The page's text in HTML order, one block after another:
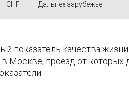
СНГ Дальнее зарубежье
показатель качества жизни.
Москве, проезд от